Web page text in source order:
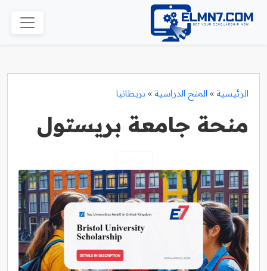
الرئيسية » المنح الدراسية » بريطانيا
منحة جامعة بريستول